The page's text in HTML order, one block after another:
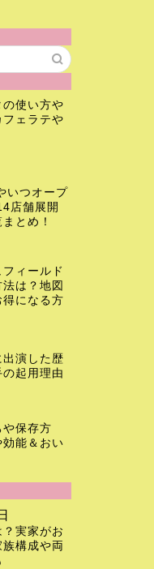
使い方や
ェラテや
いつオープ
店舗展開
とめ！
ィールド
は？地図
得になる方
出演した歴
起用理由
保存方
能＆おい
実家がお
構成や両